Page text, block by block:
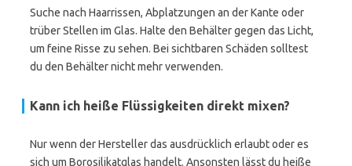
Suche nach Haarrissen, Abplatzungen an der Kante oder
trüber Stellen im Glas. Halte den Behälter gegen das Licht,
um feine Risse zu sehen. Bei sichtbaren Schäden solltest
du den Behälter nicht mehr verwenden.
Kann ich heiße Flüssigkeiten direkt mixen?
Nur wenn der Hersteller das ausdrücklich erlaubt oder es
sich um Borosilikatglas handelt. Ansonsten lässt du heiße